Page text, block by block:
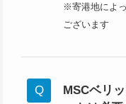
※寄港地によ
ございます
MSCベリ